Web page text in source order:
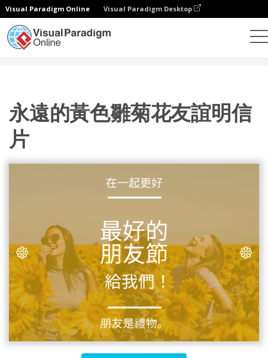
Visual Paradigm Online Visual Paradigm Desktop
永遠的黃色雛菊花友誼明信
片